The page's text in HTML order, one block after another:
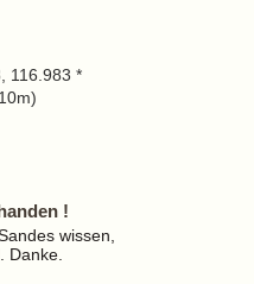
116.983 *
!
wissen,
. Danke.